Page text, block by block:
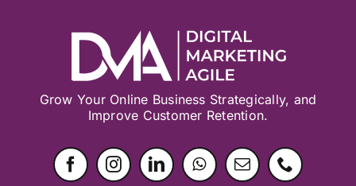
Grow Your Online Business Strategically, and
Improve Customer Retention.